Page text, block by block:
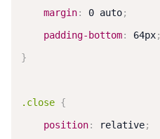
margin: 0 auto;
padding-bottom: 64px;
}
.close {
position: relative;